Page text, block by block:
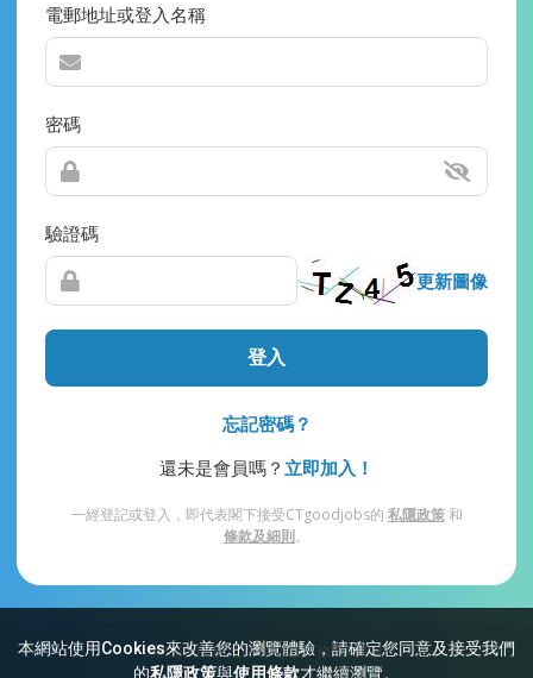
本網站使用Cookies來改善您的瀏覽體驗，請確定您同意及接受我們
的私隱政策與使用條款才繼續瀏覽。
電郵地址或登入名稱
密碼
驗證碼
更新圖像
登入
忘記密碼？
還未是會員嗎？ 立即加入！
一經登記或登入，即代表閣下接受CTgoodjobs的 私隱政策和
條款及細則。
網站索引 常見問題 私隱 條款及細則